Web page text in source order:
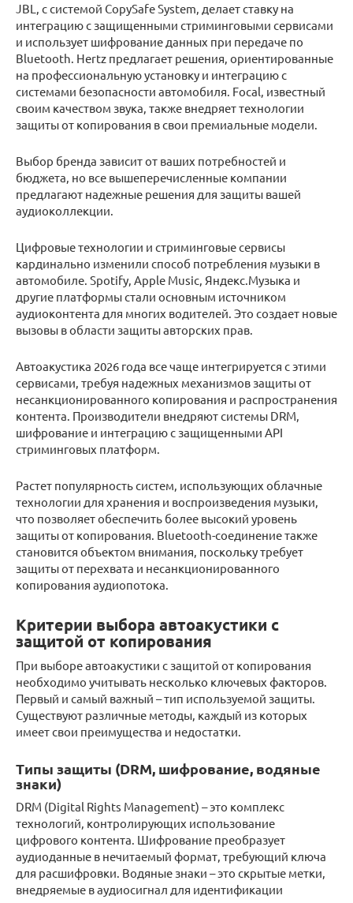
JBL, с системой CopySafe System, делает ставку на
интеграцию с защищенными стриминговыми сервисами
и использует шифрование данных при передаче по
Bluetooth. Hertz предлагает решения, ориентированные
на профессиональную установку и интеграцию с
системами безопасности автомобиля. Focal, известный
своим качеством звука, также внедряет технологии
защиты от копирования в свои премиальные модели.
Выбор бренда зависит от ваших потребностей и
бюджета, но все вышеперечисленные компании
предлагают надежные решения для защиты вашей
аудиоколлекции.
Цифровые технологии и стриминговые сервисы
кардинально изменили способ потребления музыки в
автомобиле. Spotify, Apple Music, Яндекс.Музыка и
другие платформы стали основным источником
аудиоконтента для многих водителей. Это создает новые
вызовы в области защиты авторских прав.
Автоакустика 2026 года все чаще интегрируется с этими
сервисами, требуя надежных механизмов защиты от
несанкционированного копирования и распространения
контента. Производители внедряют системы DRM,
шифрование и интеграцию с защищенными API
стриминговых платформ.
Растет популярность систем, использующих облачные
технологии для хранения и воспроизведения музыки,
что позволяет обеспечить более высокий уровень
защиты от копирования. Bluetooth-соединение также
становится объектом внимания, поскольку требует
защиты от перехвата и несанкционированного
копирования аудиопотока.
Критерии выбора автоакустики с
защитой от копирования
При выборе автоакустики с защитой от копирования
необходимо учитывать несколько ключевых факторов.
Первый и самый важный – тип используемой защиты.
Существуют различные методы, каждый из которых
имеет свои преимущества и недостатки.
Типы защиты (DRM, шифрование, водяные
знаки)
DRM (Digital Rights Management) – это комплекс
технологий, контролирующих использование
цифрового контента. Шифрование преобразует
аудиоданные в нечитаемый формат, требующий ключа
для расшифровки. Водяные знаки – это скрытые метки,
внедряемые в аудиосигнал для идентификации